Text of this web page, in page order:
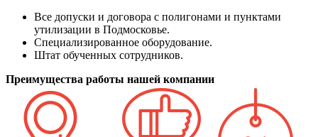
Все допуски и договора с полигонами и пунктами
утилизации в Подмосковье.
Специализированное оборудование.
Штат обученных сотрудников.
Преимущества работы нашей компании